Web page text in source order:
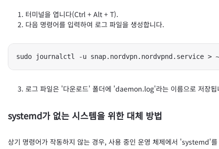
터미널을 엽니다(Ctrl + Alt + T).
다음 명령어를 입력하여 로그 파일을 생성합니다.
sudo journalctl -u snap.nordvpn.nordvpnd.service > ~/
로그 파일은 '다운로드' 폴더에 'daemon.log'라는 이름으로 저장됩
systemd가 없는 시스템을 위한 대체 방법
상기 명령어가 작동하지 않는 경우, 사용 중인 운영 체제에서 'systemd'